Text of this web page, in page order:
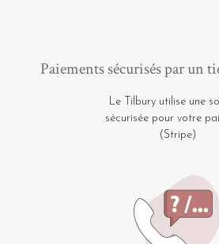
Paiements sécurisés par un
Le Tilbury utilise une
sécurisée pour votre
(Stripe)